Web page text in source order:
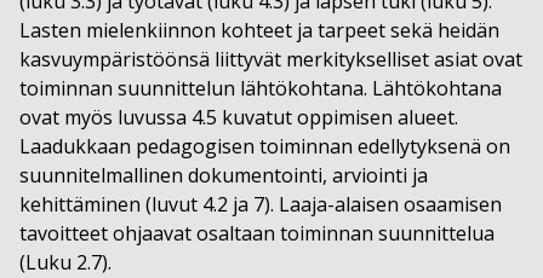
Lasten mielenkiinnon kohteet ja tarpeet sekä heidän
kasvuympäristöönsä liittyvät merkitykselliset asiat ovat
toiminnan suunnittelun lähtökohtana. Lähtökohtana
ovat myös luvussa 4.5 kuvatut oppimisen alueet.
Laadukkaan pedagogisen toiminnan edellytyksenä on
suunnitelmallinen dokumentointi, arviointi ja
kehittäminen (luvut 4.2 ja 7). Laaja-alaisen osaamisen
tavoitteet ohjaavat osaltaan toiminnan suunnittelua
(Luku 2.7).